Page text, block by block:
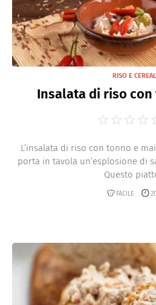
RISO E
Insalata di riso
L’insalata di riso con tonno e
porta in tavola un’esplosione di
Questo piatto
FACILE